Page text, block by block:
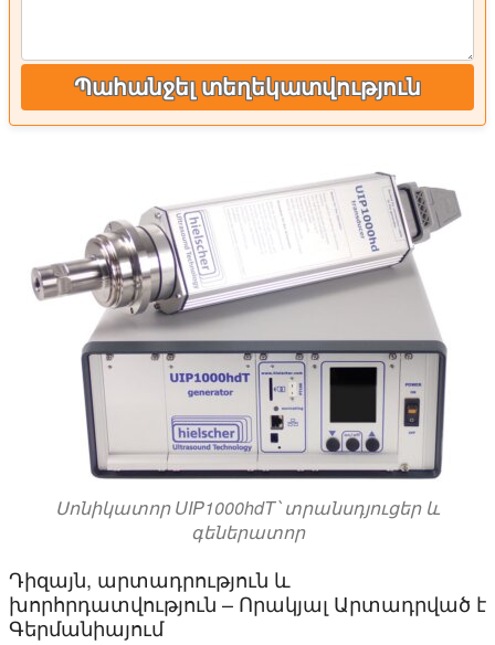
Պահանջել տեղեկատվություն
Սոնիկատոր UIP1000hdT՝ տրանսդյուցեր և
գեներատոր
Դիզայն, արտադրություն և
խորհրդատվություն – Որակյալ Արտադրված է
Գերմանիայում